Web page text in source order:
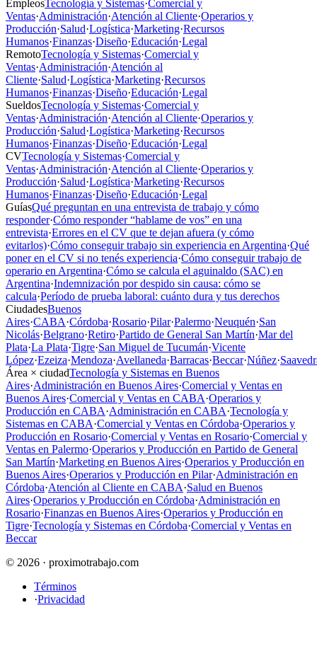
EmpleosTecnología y Sistemas·Comercial y
Ventas·Administración·Atención al Cliente·Operarios y
Producción·Salud·Logística·Marketing·Recursos
Humanos·Finanzas·Diseño·Educación·Legal
RemotoTecnología y Sistemas·Comercial y
Ventas·Administración·Atención al
Cliente·Salud·Logística·Marketing·Recursos
Humanos·Finanzas·Diseño·Educación·Legal
SueldosTecnología y Sistemas·Comercial y
Ventas·Administración·Atención al Cliente·Operarios y
Producción·Salud·Logística·Marketing·Recursos
Humanos·Finanzas·Diseño·Educación·Legal
CVTecnología y Sistemas·Comercial y
Ventas·Administración·Atención al Cliente·Operarios y
Producción·Salud·Logística·Marketing·Recursos
Humanos·Finanzas·Diseño·Educación·Legal
GuíasQué preguntan en una entrevista de trabajo y cómo
responder·Cómo responder “hablame de vos” en una
entrevista·Errores en el CV que te dejan afuera (y cómo
evitarlos)·Cómo conseguir trabajo sin experiencia en Argentina·Qué
poner en el CV si no tenés experiencia·Cómo conseguir trabajo de
operario en Argentina·Cómo se calcula el aguinaldo (SAC) en
Argentina·Indemnización por despido sin causa: cómo se
calcula·Período de prueba laboral: cuánto dura y tus derechos
CiudadesBuenos
Aires·CABA·Córdoba·Rosario·Pilar·Palermo·Neuquén·San
Nicolás·Belgrano·Retiro·Partido de General San Martín·Mar del
Plata·La Plata·Tigre·San Miguel de Tucumán·Vicente
López·Ezeiza·Mendoza·Avellaneda·Barracas·Beccar·Núñez·
Área × ciudadTecnología y Sistemas en Buenos
Aires·Administración en Buenos Aires·Comercial y Ventas en
Buenos Aires·Comercial y Ventas en CABA·Operarios y
Producción en CABA·Administración en CABA·Tecnología y
Sistemas en CABA·Comercial y Ventas en Córdoba·Operarios y
Producción en Rosario·Comercial y Ventas en Rosario·Comercial y
Ventas en Palermo·Operarios y Producción en Partido de General
San Martín·Marketing en Buenos Aires·Operarios y Producción en
Buenos Aires·Operarios y Producción en Pilar·Administración en
Córdoba·Atención al Cliente en CABA·Salud en Buenos
Aires·Operarios y Producción en Córdoba·Administración en
Rosario·Finanzas en Buenos Aires·Operarios y Producción en
Tigre·Tecnología y Sistemas en Córdoba·Comercial y Ventas en
Beccar
© 2026 · proximotrabajo.com
Términos
·Privacidad